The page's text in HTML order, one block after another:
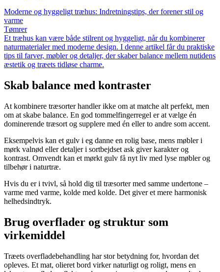
Moderne og hyggeligt træhus: Indretningstips, der forener stil og
varme
Tømrer
Et træhus kan være både stilrent og hyggeligt, når du kombinerer
naturmaterialer med moderne design. I denne artikel får du praktiske
tips til farver, møbler og detaljer, der skaber balance mellem nutidens
æstetik og træets tidløse charme.
Skab balance med kontraster
At kombinere træsorter handler ikke om at matche alt perfekt, men
om at skabe balance. En god tommelfingerregel er at vælge én
dominerende træsort og supplere med én eller to andre som accent.
Eksempelvis kan et gulv i eg danne en rolig base, mens møbler i
mørk valnød eller detaljer i sortbejdset ask giver karakter og
kontrast. Omvendt kan et mørkt gulv få nyt liv med lyse møbler og
tilbehør i naturtræ.
Hvis du er i tvivl, så hold dig til træsorter med samme undertone –
varme med varme, kolde med kolde. Det giver et mere harmonisk
helhedsindtryk.
Brug overflader og struktur som
virkemiddel
Træets overfladebehandling har stor betydning for, hvordan det
opleves. Et mat, olieret bord virker naturligt og roligt, mens en